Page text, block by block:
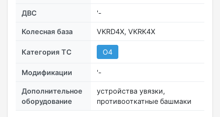
ДВС '-
Колесная база VKRD4X, VKRK4X
Категория ТС О4
Модификации '-
Дополнительное
оборудование
устройства увязки,
противооткатные башмаки